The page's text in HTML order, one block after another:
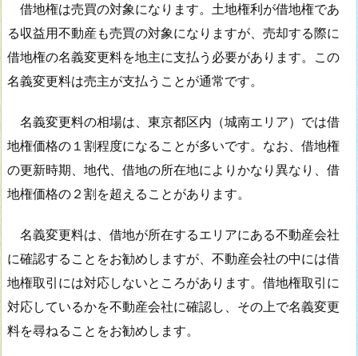
借地権は売買の対象になります。土地権利が借地権であ
る収益用不動産も売買の対象になりますが、売却する際に
借地権の名義変更料を地主に支払う必要があります。この
名義変更料は売主が支払うことが通常です。
名義変更料の相場は、東京都区内（城南エリア）では借
地権価格の１割程度になることが多いです。なお、借地権
の更新時期、地代、借地の所在地によりかなり異なり、借
地権価格の２割を超えることがあります。
名義変更料は、借地が所在するエリアにある不動産会社
に確認することをお勧めしますが、不動産会社の中には借
地権取引には対応しないところがあります。借地権取引に
対応しているかを不動産会社に確認し、その上で名義変更
料を尋ねることをお勧めします。